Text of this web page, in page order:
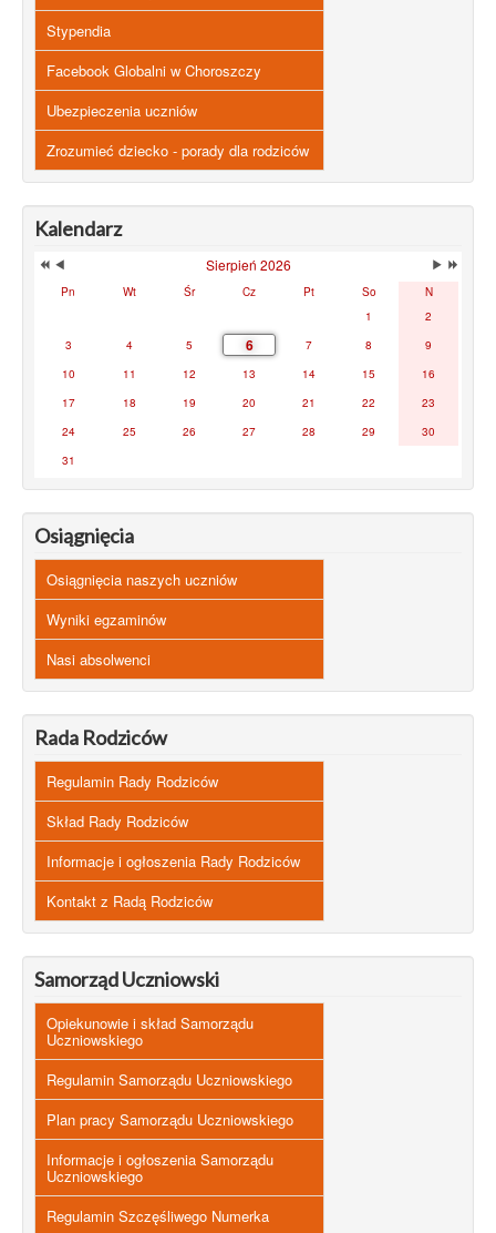
Stypendia
Facebook Globalni w Choroszczy
Ubezpieczenia uczniów
Zrozumieć dziecko - porady dla rodziców
Kalendarz
Sierpień 2026
Pn Wt Śr Cz Pt So
N
1
2
3
4 5 6 7 8
9
10
11 12 13 14 15
16
17
18 19 20 21 22
23
24
25 26 27 28 29
30
31
Osiągnięcia
Osiągnięcia naszych uczniów
Wyniki egzaminów
Nasi absolwenci
Rada Rodziców
Regulamin Rady Rodziców
Skład Rady Rodziców
Informacje i ogłoszenia Rady Rodziców
Kontakt z Radą Rodziców
Samorząd Uczniowski
Opiekunowie i skład Samorządu
Uczniowskiego
Regulamin Samorządu Uczniowskiego
Plan pracy Samorządu Uczniowskiego
Informacje i ogłoszenia Samorządu
Uczniowskiego
Regulamin Szczęśliwego Numerka